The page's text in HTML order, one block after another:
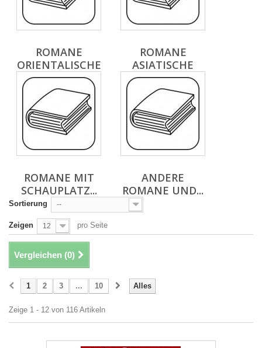
ROMANE
ORIENTALISCHE
ROMANE
ASIATISCHE
ROMANE MIT
SCHAUPLATZ...
ANDERE
ROMANE UND...
Sortierung --
Zeigen 12 pro Seite
Vergleichen (0)
Alles
1 2 3 ... 10
Zeige 1 - 12 von 116 Artikeln